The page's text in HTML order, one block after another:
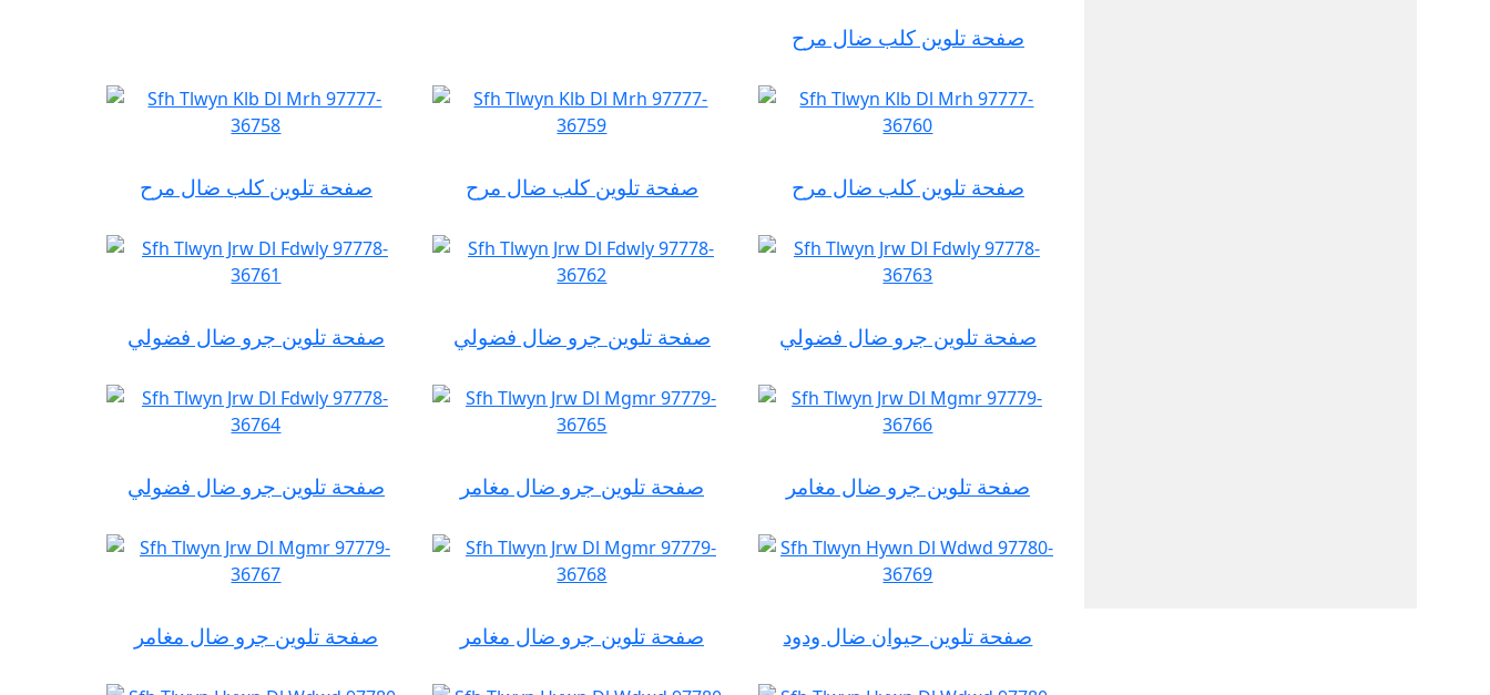
صفحة تلوين كلب ضال مرح
صفحة تلوين كلب ضال مرح صفحة تلوين كلب ضال مرح صفحة تلوين كلب ضال مرح
صفحة تلوين جرو ضال فضولي صفحة تلوين جرو ضال فضولي صفحة تلوين جرو ضال فضولي
صفحة تلوين جرو ضال فضولي صفحة تلوين جرو ضال مغامر صفحة تلوين جرو ضال مغامر
صفحة تلوين جرو ضال مغامر صفحة تلوين جرو ضال مغامر صفحة تلوين حيوان ضال ودود